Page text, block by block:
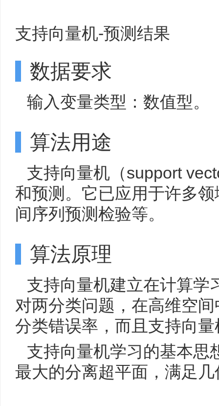
支持向量机-预测结果
数据要求
输入变量类型：数值型。
算法用途
支持向量机（support
和预测。它已应用于许多
间序列预测检验等。
算法原理
支持向量机建立在计算学
对两分类问题，在高维空
分类错误率，而且支持向
支持向量机学习的基本思
最大的分离超平面，满足